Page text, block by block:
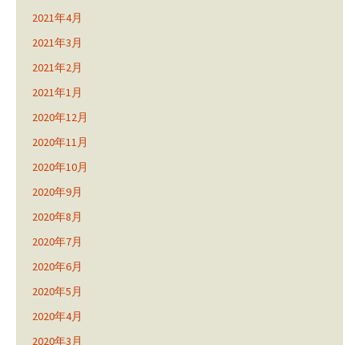
2021年4月
2021年3月
2021年2月
2021年1月
2020年12月
2020年11月
2020年10月
2020年9月
2020年8月
2020年7月
2020年6月
2020年5月
2020年4月
2020年3月